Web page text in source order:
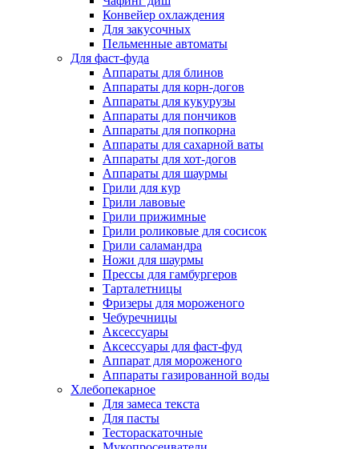
Конвейер охлаждения
Для закусочных
Пельменные автоматы
Для фаст-фуда
Аппараты для блинов
Аппараты для корн-догов
Аппараты для кукурузы
Аппараты для пончиков
Аппараты для попкорна
Аппараты для сахарной ваты
Аппараты для хот-догов
Аппараты для шаурмы
Грили для кур
Грили лавовые
Грили прижимные
Грили роликовые для сосисок
Грили саламандра
Ножи для шаурмы
Прессы для гамбургеров
Тарталетницы
Фризеры для мороженого
Чебуречницы
Аксессуары
Аксессуары для фаст-фуд
Аппарат для мороженого
Аппараты газированной воды
Хлебопекарное
Для замеса текста
Для пасты
Тестораскаточные